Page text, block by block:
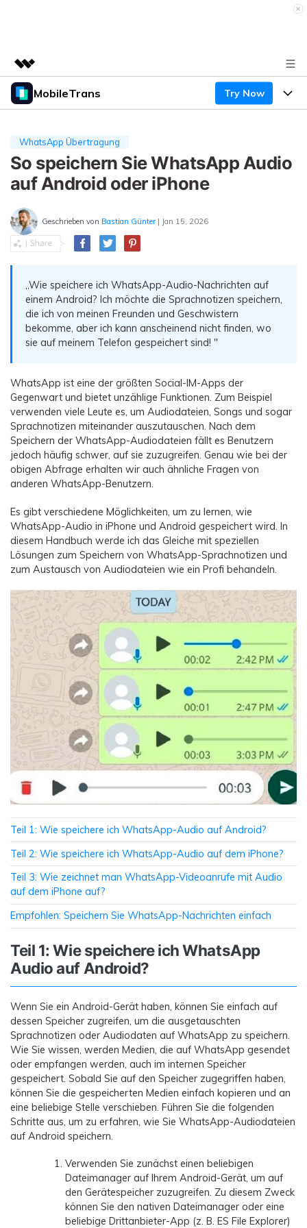
Top-Produkte
Dienstprogramme
Überblick
Lösungen
Über uns
Shop
Support
MobileTrans Try Now
Desktop
Mobile
Funktionen
Funktionen
Lösungen
Handydatenübertragung
Handy-Backup & Wiederherstellung
WhatsApp Manager
Übertragung anderer Apps
Preise
Preise für Mac
Preise für die App
Geschäftsplan
Lernen & Unterstützung
Wettbewerbe & Events
Lernen
Suche
Herunterladen
WhatsApp Übertragung
So speichern Sie WhatsApp Audio
auf Android oder iPhone
Geschrieben von Bastian Günter | Jan 15, 2026
„Wie speichere ich WhatsApp-Audio-Nachrichten auf
einem Android? Ich möchte die Sprachnotizen speichern,
die ich von meinen Freunden und Geschwistern
bekomme, aber ich kann anscheinend nicht finden, wo
sie auf meinem Telefon gespeichert sind! "
WhatsApp ist eine der größten Social-IM-Apps der
Gegenwart und bietet unzählige Funktionen. Zum Beispiel
verwenden viele Leute es, um Audiodateien, Songs und sogar
Sprachnotizen miteinander auszutauschen. Nach dem
Speichern der WhatsApp-Audiodateien fällt es Benutzern
jedoch häufig schwer, auf sie zuzugreifen. Genau wie bei der
obigen Abfrage erhalten wir auch ähnliche Fragen von
anderen WhatsApp-Benutzern.
Es gibt verschiedene Möglichkeiten, um zu lernen, wie
WhatsApp-Audio in iPhone und Android gespeichert wird. In
diesem Handbuch werde ich das Gleiche mit speziellen
Lösungen zum Speichern von WhatsApp-Sprachnotizen und
zum Austausch von Audiodateien wie ein Profi behandeln.
Teil 1: Wie speichere ich WhatsApp-Audio auf Android?
Teil 2: Wie speichere ich WhatsApp-Audio auf dem iPhone?
Teil 3: Wie zeichnet man WhatsApp-Videoanrufe mit Audio
auf dem iPhone auf?
Empfohlen: Speichern Sie WhatsApp-Nachrichten einfach
Teil 1: Wie speichere ich WhatsApp
Audio auf Android?
Wenn Sie ein Android-Gerät haben, können Sie einfach auf
dessen Speicher zugreifen, um die ausgetauschten
Sprachnotizen oder Audiodaten auf WhatsApp zu speichern.
Wie Sie wissen, werden Medien, die auf WhatsApp gesendet
oder empfangen werden, auch im internen Speicher
gespeichert. Sobald Sie auf den Speicher zugegriffen haben,
können Sie die gespeicherten Medien einfach kopieren und an
eine beliebige Stelle verschieben. Führen Sie die folgenden
Schritte aus, um zu erfahren, wie Sie WhatsApp-Audiodateien
auf Android speichern.
Verwenden Sie zunächst einen beliebigen
Dateimanager auf Ihrem Android-Gerät, um auf
den Gerätespeicher zuzugreifen. Zu diesem Zweck
können Sie den nativen Dateimanager oder eine
beliebige Drittanbieter-App (z. B. ES File Explorer)